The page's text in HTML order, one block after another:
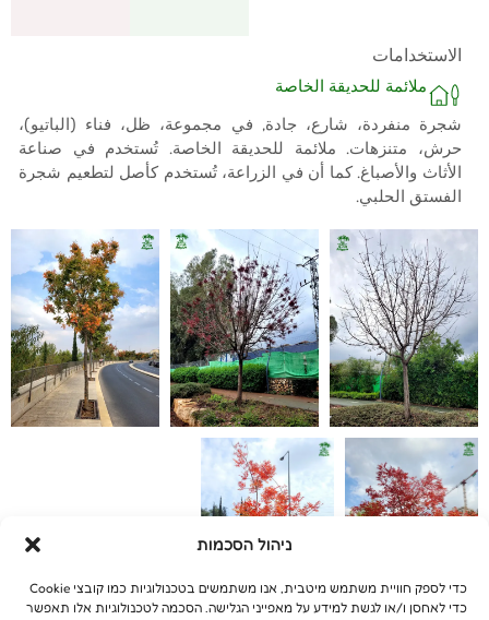
ניהול הסכמות
כדי לספק חוויית משתמש מיטבית, אנו משתמשים בטכנולוגיות כמו קובצי Cookie
כדי לאחסן ו/או לגשת למידע על מאפייני הגלישה. הסכמה לטכנולוגיות אלו תאפשר
الاستخدامات
ملائمة للحديقة الخاصة
شجرة منفردة، شارع، جادة, في مجموعة، ظل، فناء (الباتيو)،
حرش، متنزهات. ملائمة للحديقة الخاصة. تُستخدم في صناعة
الأثاث والأصباغ. كما أن في الزراعة، تُستخدم كأصل لتطعيم شجرة
الفستق الحلبي.